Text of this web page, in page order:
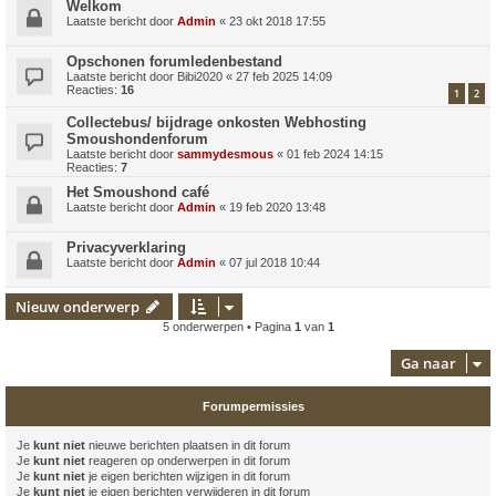
Welkom
Laatste bericht door Admin « 23 okt 2018 17:55
Opschonen forumledenbestand
Laatste bericht door Bibi2020 « 27 feb 2025 14:09
Reacties: 16 1 2
Collectebus/ bijdrage onkosten Webhosting
Smoushondenforum
Laatste bericht door sammydesmous « 01 feb 2024 14:15
Reacties: 7
Het Smoushond café
Laatste bericht door Admin « 19 feb 2020 13:48
Privacyverklaring
Laatste bericht door Admin « 07 jul 2018 10:44
Nieuw onderwerp
5 onderwerpen • Pagina 1van 1
Ga naar
Forumpermissies
Je kunt niet nieuwe berichten plaatsen in dit forum
Je kunt niet reageren op onderwerpen in dit forum
Je kunt niet je eigen berichten wijzigen in dit forum
Je kunt niet je eigen berichten verwijderen in dit forum